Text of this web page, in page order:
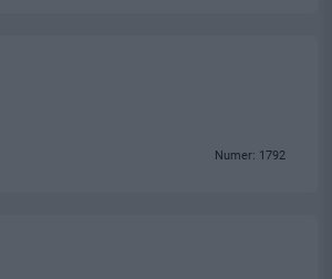
Numer: 1792